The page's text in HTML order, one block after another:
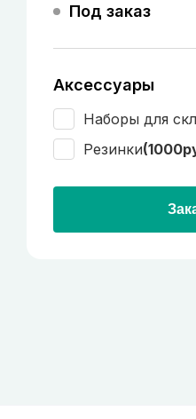
Под заказ
Аксессуары
Наборы для
Резинки